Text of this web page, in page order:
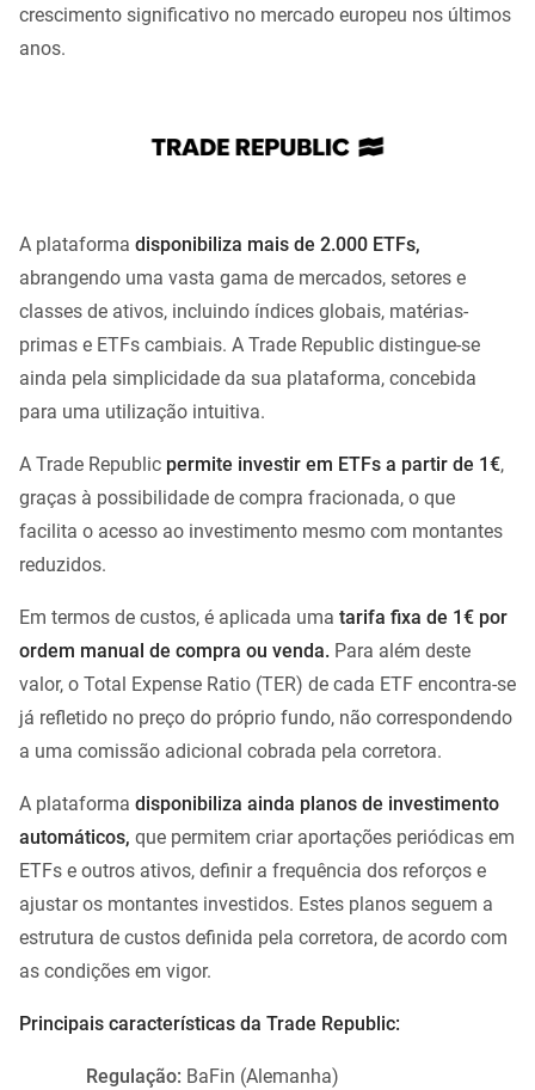
crescimento significativo no mercado europeu nos últimos
anos.
A plataforma disponibiliza mais de 2.000 ETFs,
abrangendo uma vasta gama de mercados, setores e
classes de ativos, incluindo índices globais, matérias-
primas e ETFs cambiais. A Trade Republic distingue-se
ainda pela simplicidade da sua plataforma, concebida
para uma utilização intuitiva.
A Trade Republic permite investir em ETFs a partir de 1€,
graças à possibilidade de compra fracionada, o que
facilita o acesso ao investimento mesmo com montantes
reduzidos.
Em termos de custos, é aplicada uma tarifa fixa de 1€ por
ordem manual de compra ou venda. Para além deste
valor, o Total Expense Ratio (TER) de cada ETF encontra-se
já refletido no preço do próprio fundo, não correspondendo
a uma comissão adicional cobrada pela corretora.
A plataforma disponibiliza ainda planos de investimento
automáticos, que permitem criar aportações periódicas em
ETFs e outros ativos, definir a frequência dos reforços e
ajustar os montantes investidos. Estes planos seguem a
estrutura de custos definida pela corretora, de acordo com
as condições em vigor.
Principais características da Trade Republic:
Regulação: BaFin (Alemanha)